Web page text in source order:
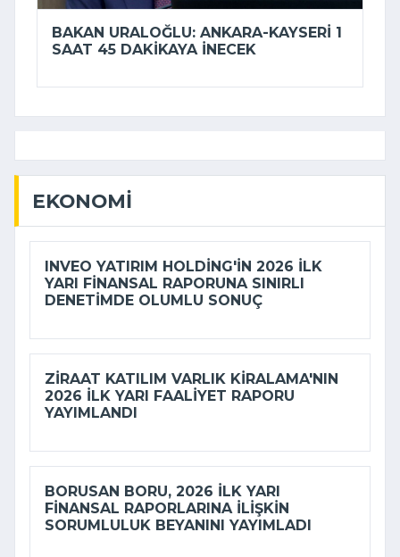
BAKAN URALOĞLU: ANKARA-KAYSERI 1
SAAT 45 DAKIKAYA INECEK
EKONOMI
INVEO YATIRIM HOLDING'IN 2026 ILK
YARI FINANSAL RAPORUNA SINIRLI
DENETIMDE OLUMLU SONUÇ
ZIRAAT KATILIM VARLIK KIRALAMA'NIN
2026 ILK YARI FAALIYET RAPORU
YAYIMLANDI
BORUSAN BORU, 2026 ILK YARI
FINANSAL RAPORLARINA ILIŞKIN
SORUMLULUK BEYANINI YAYIMLADI